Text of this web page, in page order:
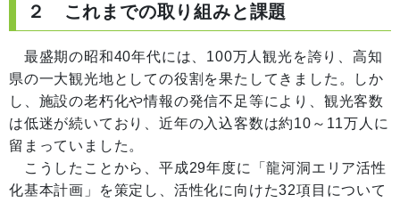
２ これまでの取り組みと課題
最盛期の昭和40年代には、100万人観光を誇り、高知
県の一大観光地としての役割を果たしてきました。しか
し、施設の老朽化や情報の発信不足等により、観光客数
は低迷が続いており、近年の入込客数は約10～11万人に
留まっていました。
こうしたことから、平成29年度に「龍河洞エリア活性
化基本計画」を策定し、活性化に向けた32項目について